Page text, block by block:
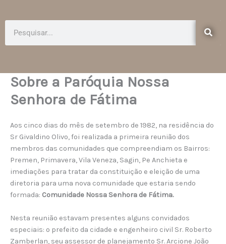
o
f
g
Sobre a Paróquia Nossa
Senhora de Fátima
Aos cinco dias do mês de setembro de 1982, na residência do
Sr Givaldino Olivo, foi realizada a primeira reunião dos
membros das comunidades que compreendiam os Bairros:
Premen, Primavera, Vila Veneza, Sagin, Pe Anchieta e
imediações para tratar da constituição e eleição de uma
diretoria para uma nova comunidade que estaria sendo
formada: Comunidade Nossa Senhora de Fátima.
Nesta reunião estavam presentes alguns convidados
especiais: o prefeito da cidade e engenheiro civil Sr. Roberto
Zamberlan, seu assessor de planejamento Sr. Arcione João